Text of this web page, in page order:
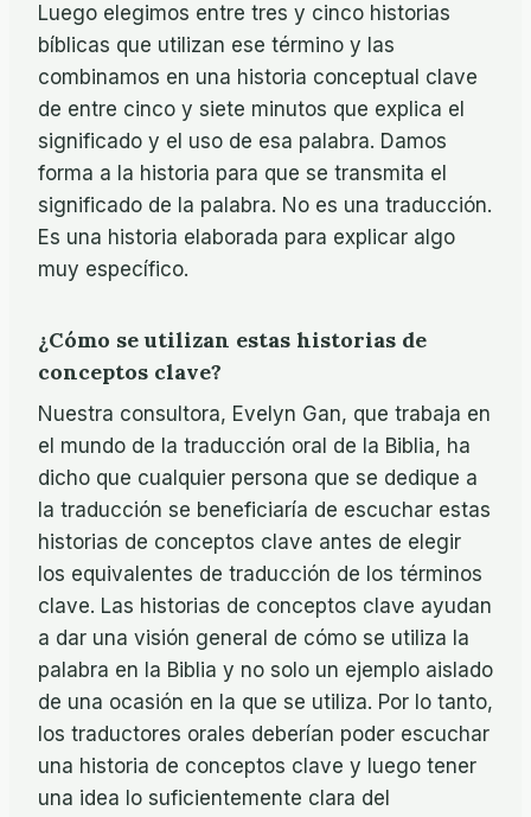
Luego elegimos entre tres y cinco historias
bíblicas que utilizan ese término y las
combinamos en una historia conceptual clave
de entre cinco y siete minutos que explica el
significado y el uso de esa palabra. Damos
forma a la historia para que se transmita el
significado de la palabra. No es una traducción.
Es una historia elaborada para explicar algo
muy específico.
¿Cómo se utilizan estas historias de
conceptos clave?
Nuestra consultora, Evelyn Gan, que trabaja en
el mundo de la traducción oral de la Biblia, ha
dicho que cualquier persona que se dedique a
la traducción se beneficiaría de escuchar estas
historias de conceptos clave antes de elegir
los equivalentes de traducción de los términos
clave. Las historias de conceptos clave ayudan
a dar una visión general de cómo se utiliza la
palabra en la Biblia y no solo un ejemplo aislado
de una ocasión en la que se utiliza. Por lo tanto,
los traductores orales deberían poder escuchar
una historia de conceptos clave y luego tener
una idea lo suficientemente clara del